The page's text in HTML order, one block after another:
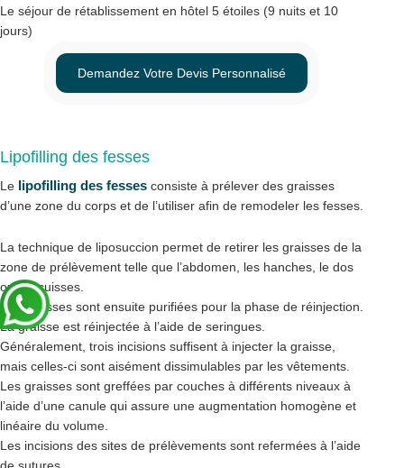
Le séjour de rétablissement en hôtel 5 étoiles (9 nuits et 10
jours)
Demandez Votre Devis Personnalisé
Lipofilling des fesses
Le lipofilling des fesses consiste à prélever des graisses
d’une zone du corps et de l’utiliser afin de remodeler les fesses.
La technique de liposuccion permet de retirer les graisses de la
zone de prélèvement telle que l’abdomen, les hanches, le dos
ou les cuisses.
Les graisses sont ensuite purifiées pour la phase de réinjection.
La graisse est réinjectée à l’aide de seringues.
Généralement, trois incisions suffisent à injecter la graisse,
mais celles-ci sont aisément dissimulables par les vêtements.
Les graisses sont greffées par couches à différents niveaux à
l’aide d’une canule qui assure une augmentation homogène et
linéaire du volume.
Les incisions des sites de prélèvements sont refermées à l’aide